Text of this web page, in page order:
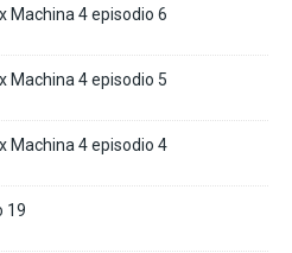
Machina 4 episodio 6
Machina 4 episodio 5
Machina 4 episodio 4
19